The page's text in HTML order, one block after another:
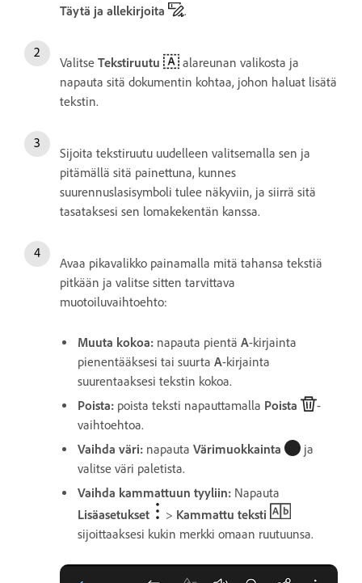
Täytä ja allekirjoita
.
Valitse Tekstiruutu
alareunan valikosta ja
napauta sitä dokumentin kohtaa, johon haluat lisätä
tekstin.
Sijoita tekstiruutu uudelleen valitsemalla sen ja
pitämällä sitä painettuna, kunnes
suurennuslasisymboli tulee näkyviin, ja siirrä sitä
tasataksesi sen lomakekentän kanssa.
Avaa pikavalikko painamalla mitä tahansa tekstiä
pitkään ja valitse sitten tarvittava
muotoiluvaihtoehto:
Muuta kokoa: napauta pientä A-kirjainta
pienentääksesi tai suurta A-kirjainta
suurentaaksesi tekstin kokoa.
Poista: poista teksti napauttamalla Poista
-
vaihtoehtoa.
Vaihda väri: napauta Värimuokkainta
ja
valitse väri paletista.
Vaihda kammattuun tyyliin: Napauta
Lisäasetukset
> Kammattu teksti
sijoittaaksesi kukin merkki omaan ruutuunsa.